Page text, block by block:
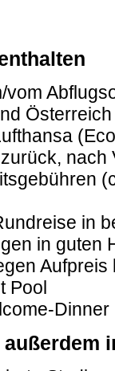
vom
Österreich
nach
in
in guten
Pool